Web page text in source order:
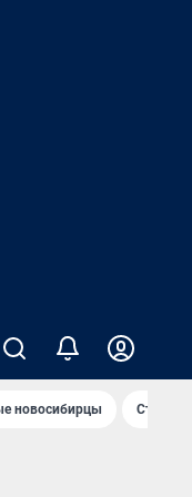
новосибирцы Старт